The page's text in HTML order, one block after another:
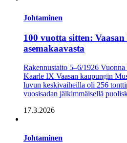
Johtaminen
100 vuotta sitten:
asemakaavasta
Rakennustaito 5–6/1926
Kaarle IX Vaasan kaupungin
luvun keskivaiheilla oli 256
vuosisadan jälkimmäisellä
17.3.2026
Johtaminen